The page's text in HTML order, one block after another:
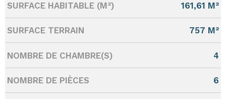
SURFACE HABITABLE (M²) 161,61 M²
SURFACE TERRAIN 757 M²
NOMBRE DE CHAMBRE(S) 4
NOMBRE DE PIÈCES 6